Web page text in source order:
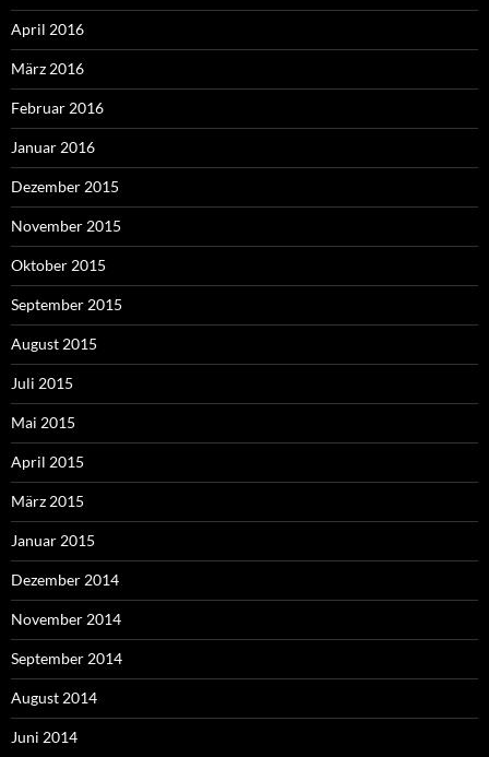
April 2016
März 2016
Februar 2016
Januar 2016
Dezember 2015
November 2015
Oktober 2015
September 2015
August 2015
Juli 2015
Mai 2015
April 2015
März 2015
Januar 2015
Dezember 2014
November 2014
September 2014
August 2014
Juni 2014